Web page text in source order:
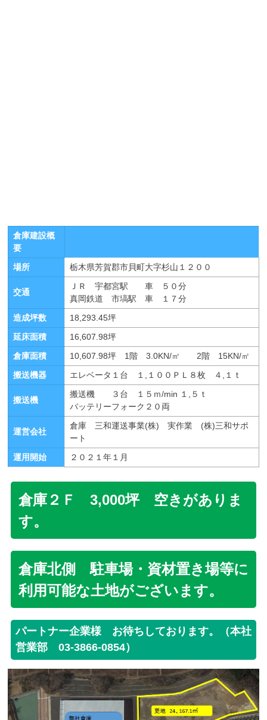
倉庫建設概
要
場所
栃木県芳賀郡市貝町大字杉山１２００
交通
ＪＲ 宇都宮駅 車 ５０分
真岡鉄道 市塙駅 車 １７分
造成坪数
18,293.45坪
延床面積
16,607.98坪
倉庫面積
10,607.98坪 1階 3.0KN/㎡ 2階 15KN/㎡
搬送機器
エレベータ１台 １,１００ＰＬ８枚 ４,１ｔ
搬送機
搬送機 ３台 １５ｍ/min １,５ｔ
バッテリーフォーク２０両
運営会社
倉庫 三和運送事業(株) 実作業 (株)三和サポ
ート
運用開始
２０２１年１月
倉庫２Ｆ 3,000坪 空きがありま
す。
倉庫北側 駐車場・資材置き場等に
利用可能な土地がございます。
パートナー企業様 お待ちしております。（本社
営業部 03-3866-0854）